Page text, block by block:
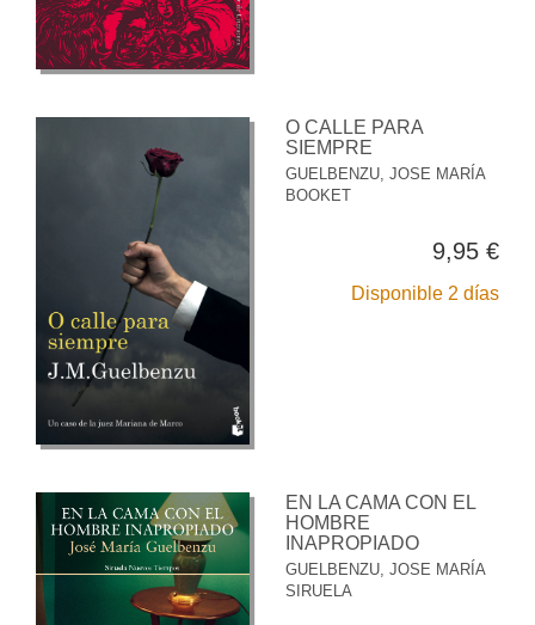
O CALLE PARA
SIEMPRE
GUELBENZU, JOSE MARÍA
BOOKET
9,95 €
Disponible 2 días
EN LA CAMA CON EL
HOMBRE
INAPROPIADO
GUELBENZU, JOSE MARÍA
SIRUELA